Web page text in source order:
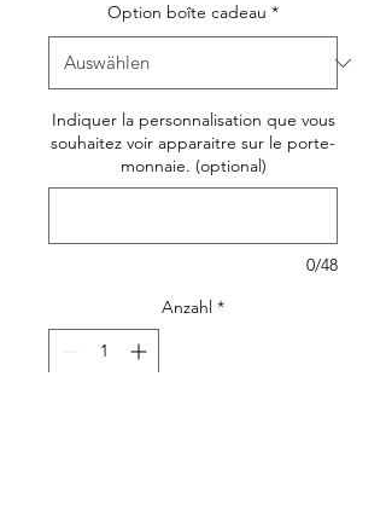
Option boîte cadeau *
Indiquer la personnalisation que vous
souhaitez voir apparaitre sur le porte-
monnaie. (optional)
0/48
Anzahl *